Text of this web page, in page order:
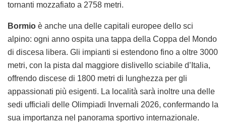
tornanti mozzafiato a 2758 metri.
Bormio è anche una delle capitali europee dello sci
alpino: ogni anno ospita una tappa della Coppa del Mondo
di discesa libera. Gli impianti si estendono fino a oltre 3000
metri, con la pista dal maggiore dislivello sciabile d’Italia,
offrendo discese di 1800 metri di lunghezza per gli
appassionati più esigenti. La località sarà inoltre una delle
sedi ufficiali delle Olimpiadi Invernali 2026, confermando la
sua importanza nel panorama sportivo internazionale.